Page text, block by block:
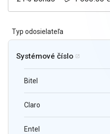
Typ odosielateľa
Systémové číslo 
Bitel
Claro
Entel